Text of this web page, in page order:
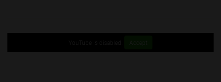
YouTube is disabled. Accept